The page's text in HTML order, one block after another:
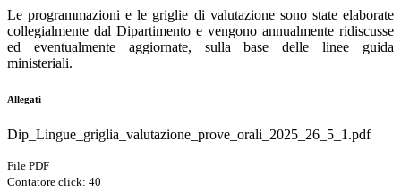
Le programmazioni e le griglie di valutazione sono state elaborate
collegialmente dal Dipartimento e vengono annualmente ridiscusse
ed eventualmente aggiornate, sulla base delle linee guida
ministeriali.
Allegati
Dip_Lingue_griglia_valutazione_prove_orali_2025_26_5_1.pdf
File PDF
Contatore click: 40